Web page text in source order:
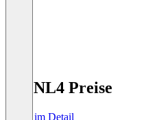
SIGNL4 Preise
Preise im Detail